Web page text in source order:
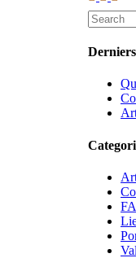
Search
for: